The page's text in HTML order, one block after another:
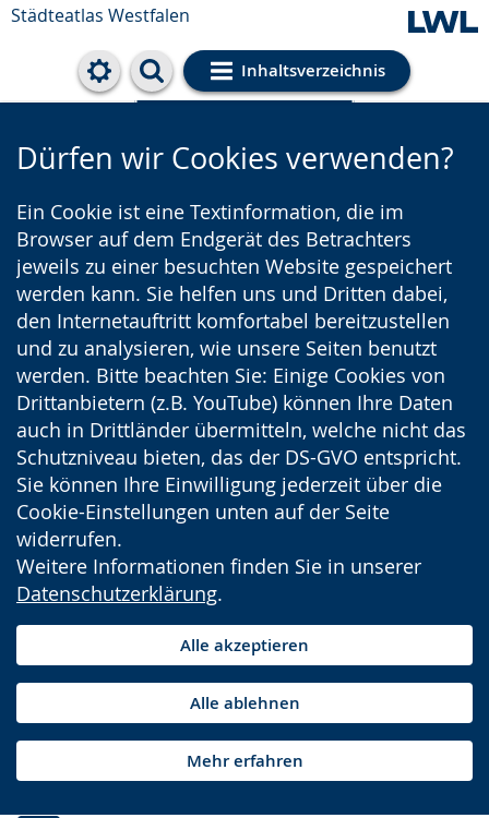
Städteatlas Westfalen
Inhaltsverzeichnis
Cookie-Einstellungen
Dürfen wir Cookies verwenden?
Ein Cookie ist eine Textinformation, die im
Browser auf dem Endgerät des Betrachters
jeweils zu einer besuchten Website gespeichert
werden kann. Sie helfen uns und Dritten dabei,
den Internetauftritt komfortabel bereitzustellen
und zu analysieren, wie unsere Seiten benutzt
werden. Bitte beachten Sie: Einige Cookies von
Drittanbietern (z.B. YouTube) können Ihre Daten
auch in Drittländer übermitteln, welche nicht das
Schutzniveau bieten, das der DS-GVO entspricht.
Sie können Ihre Einwilligung jederzeit über die
Cookie-Einstellungen unten auf der Seite
widerrufen.
Weitere Informationen finden Sie in unserer
Datenschutzerklärung.
Alle akzeptieren
Alle ablehnen
Mehr erfahren